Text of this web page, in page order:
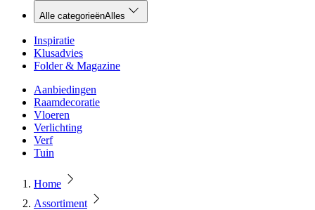
Alle categorieënAlles
Inspiratie
Klusadvies
Folder & Magazine
Aanbiedingen
Raamdecoratie
Vloeren
Verlichting
Verf
Tuin
Home
Assortiment